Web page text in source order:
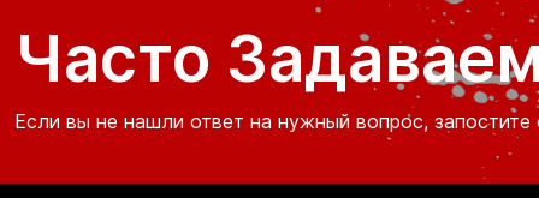
Часто
Если вы не нашли ответ на нужный вопрос, запостите